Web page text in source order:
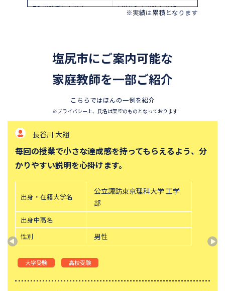
昭和学院秀英中学校
東洋英和女学院中学部
北嶺中学校
白百合学園中学校
サレジオ学院中学校
東邦大学付属東邦中学校
東京農業大学第一高等学校中
立教新座中学校
桐朋中学校
東京都市大学付属中学校
三田国際科学学園中学校
青山学院中等部
高輪中学校
帝塚山中学校
中央大学附属横浜中学校
六甲学院中学校
東山中学校
函館ラ・サール中学校
法政大学第二中学校
東京都立桜修館中等教育学校
学習院中等科
※実績は累積となります
塩尻市にご案内可能な
家庭教師を一部ご紹介
こちらではほんの一例を紹介
※プライバシー上、氏名は架空のものとなっております
長谷川 大翔
毎回の授業で小さな達成感を持ってもらえるよう、分
かりやすい説明を心掛けます。
出身・在籍大学名
公立諏訪東京理科大学 工学
部
出身中高名
性別
男性
大学受験 高校受験